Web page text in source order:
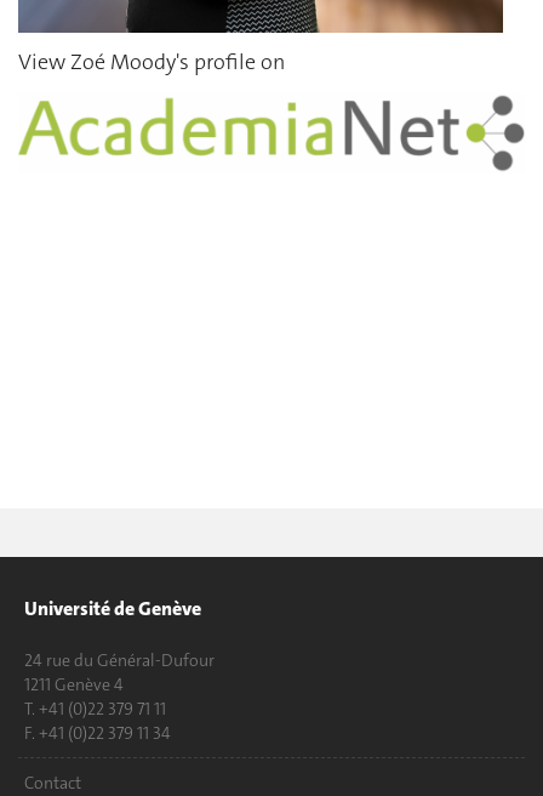
View Zoé Moody's profile on
Université de Genève
24 rue du Général-Dufour
1211 Genève 4
T. +41 (0)22 379 71 11
F. +41 (0)22 379 11 34
Contact